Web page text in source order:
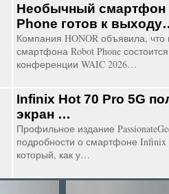
Необычный смартфон
Phone готов к
Компания HONOR объявила, что
смартфона Robot Phone
конференции WAIC 2026…
Infinix Hot 70 Pro 5G
экран …
Профильное издание
подробности о смартфоне Infinix
который, как у…